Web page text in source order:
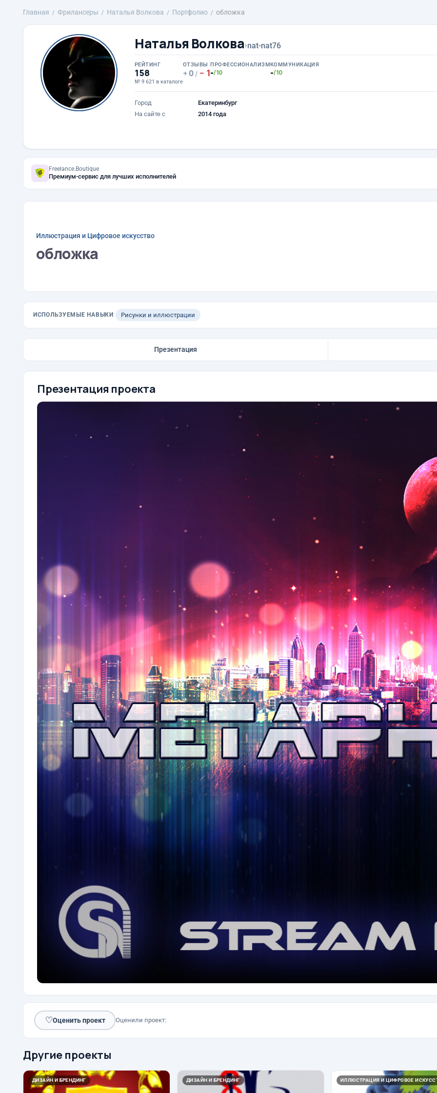
Главная Фрилансеры Наталья Волкова Портфолио обложка
Наталья Волкова›nat-nat76
РЕЙТИНГ
158
№ 9 621 в каталоге
ОТЗЫВЫ
0 / 1
ПРОФЕССИОНАЛИЗМ
-/10
КОММУНИКАЦИЯ
-/10
Город
Екатеринбург
На сайте с
2014 года
Freelance.Boutique
Премиум-сервис для лучших исполнителей
Иллюстрация и Цифровое искусство
обложка
ИСПОЛЬЗУЕМЫЕ НАВЫКИ Рисунки и иллюстрации
Презентация
Презентация проекта
♡Оценить проект Оценили проект:
Другие проекты
ДИЗАЙН И БРЕНДИНГ ДИЗАЙН И БРЕНДИНГ ИЛЛЮСТРАЦИЯ И ЦИФРОВОЕ